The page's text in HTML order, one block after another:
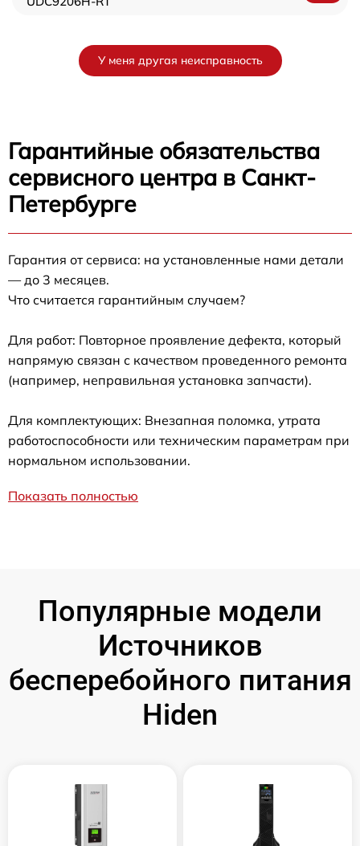
У меня другая неисправность
Гарантийные обязательства
сервисного центра в Санкт-
Петербурге
Гарантия от сервиса: на установленные нами детали
— до 3 месяцев.
Что считается гарантийным случаем?
Для работ: Повторное проявление дефекта, который
напрямую связан с качеством проведенного ремонта
(например, неправильная установка запчасти).
Для комплектующих: Внезапная поломка, утрата
работоспособности или техническим параметрам при
нормальном использовании.
Показать полностью
Популярные модели
Источников
бесперебойного питания
Hiden